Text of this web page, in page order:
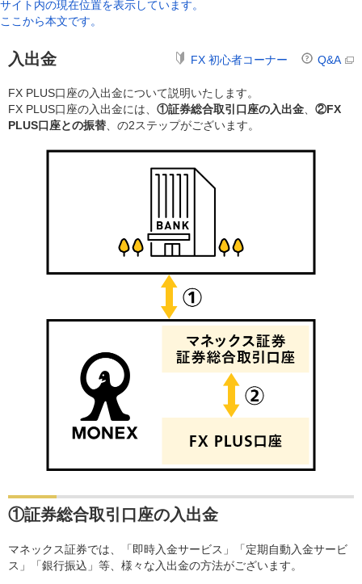
サイト内の現在位置を表示しています。
ここから本文です。
入出金 FX 初心者コーナー Q&A
FX PLUS口座の入出金について説明いたします。
FX PLUS口座の入出金には、 ①証券総合取引口座の入出金
②FX
PLUS口座との振替 、の2ステップがございます。
①証券総合取引口座の入出金
マネックス証券では、「即時入金サービス」「定期自動入金サービ
ス」「銀行振込」等、様々な入出金の方法がございます。